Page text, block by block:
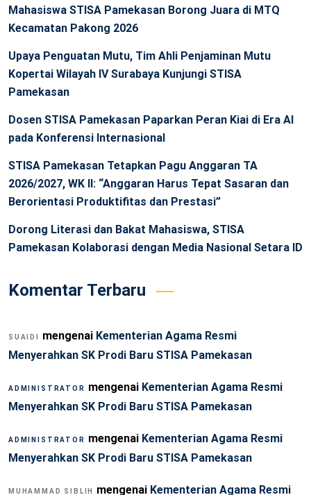
Mahasiswa STISA Pamekasan Borong Juara di MTQ
Kecamatan Pakong 2026
Upaya Penguatan Mutu, Tim Ahli Penjaminan Mutu
Kopertai Wilayah IV Surabaya Kunjungi STISA
Pamekasan
Dosen STISA Pamekasan Paparkan Peran Kiai di Era AI
pada Konferensi Internasional
STISA Pamekasan Tetapkan Pagu Anggaran TA
2026/2027, WK II: “Anggaran Harus Tepat Sasaran dan
Berorientasi Produktifitas dan Prestasi”
Dorong Literasi dan Bakat Mahasiswa, STISA
Pamekasan Kolaborasi dengan Media Nasional Setara ID
Komentar Terbaru
SUAIDI mengenai Kementerian Agama Resmi
Menyerahkan SK Prodi Baru STISA Pamekasan
ADMINISTRATOR mengenai Kementerian Agama Resmi
Menyerahkan SK Prodi Baru STISA Pamekasan
ADMINISTRATOR mengenai Kementerian Agama Resmi
Menyerahkan SK Prodi Baru STISA Pamekasan
MUHAMMAD SIBLIH mengenai Kementerian Agama Resmi